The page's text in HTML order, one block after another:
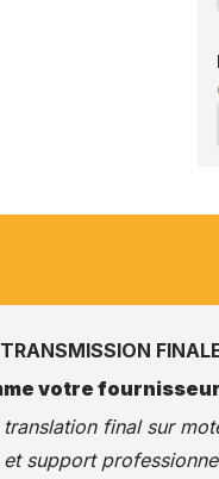
votre
final sur
support